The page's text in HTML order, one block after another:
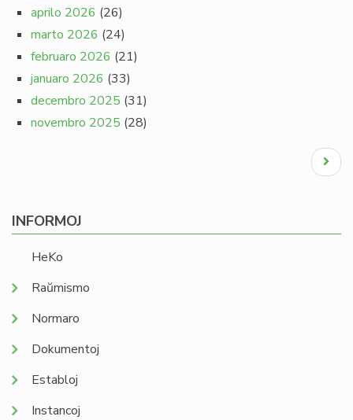
aprilo 2026 (26)
marto 2026 (24)
februaro 2026 (21)
januaro 2026 (33)
decembro 2025 (31)
novembro 2025 (28)
Next
page
INFORMOJ
HeKo
Raŭmismo
Normaro
Dokumentoj
Establoj
Instancoj